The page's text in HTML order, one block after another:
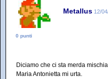
Metallus 12/
0 punti
Diciamo che ci sta merda
Maria Antonietta mi urta.